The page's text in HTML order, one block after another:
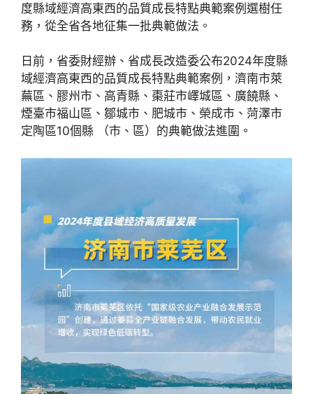
度縣域經濟高東西的品質成長特點典範案例選樹任
務，從全省各地征集一批典範做法。
日前，省委財經辦、省成長改造委公布2024年度縣
域經濟高東西的品質成長特點典範案例，濟南市萊
蕪區、膠州市、高青縣、棗莊市嶧城區、廣饒縣、
煙臺市福山區、鄒城市、肥城市、榮成市、菏澤市
定陶區10個縣 （市、區）的典範做法進圍。